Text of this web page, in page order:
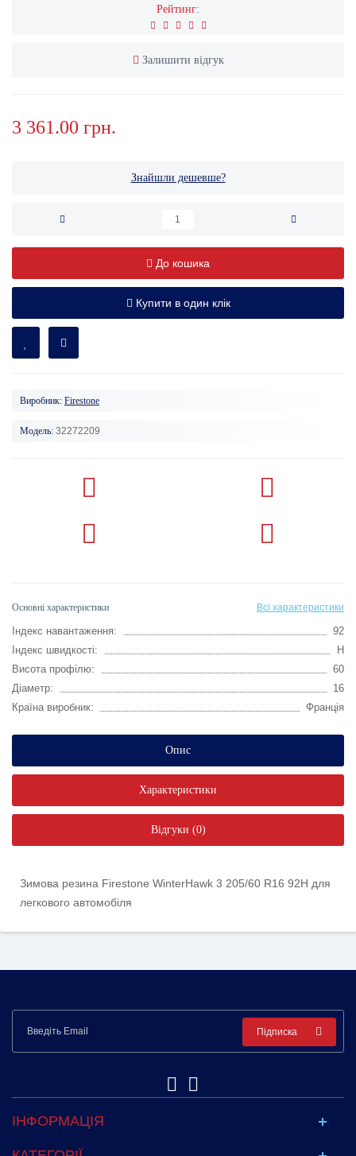
Рейтинг:
Залишити відгук
3 361.00 грн.
Знайшли дешевше?
До кошика
Купити в один клік
Виробник: Firestone
Модель: 32272209
Основні характеристики Всі характеристики
Індекс навантаження:
92
Індекс швидкості:
H
Висота профілю:
60
Діаметр:
16
Країна виробник:
Франція
Опис
Характеристики
Відгуки (0)
Зимова резина Firestone WinterHawk 3 205/60 R16 92H для
легкового автомобіля
Підписка
ІНФОРМАЦІЯ